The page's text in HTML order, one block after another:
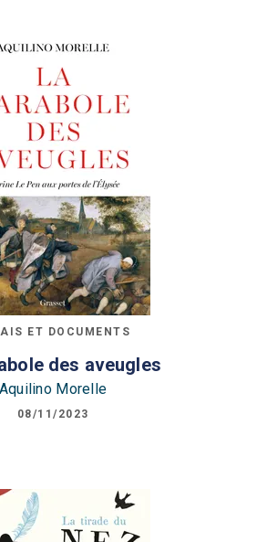
ET DOCUMENTS
des aveugles
Aquilino Morelle
08/11/2023